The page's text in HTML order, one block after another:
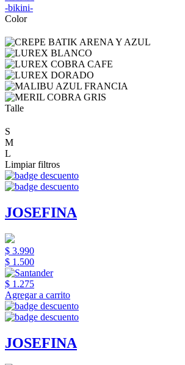
-bikini-
Color
Talle
S
M
L
Limpiar filtros
JOSEFINA
$ 3.990
$ 1.500
$ 1.275
Agregar a carrito
JOSEFINA